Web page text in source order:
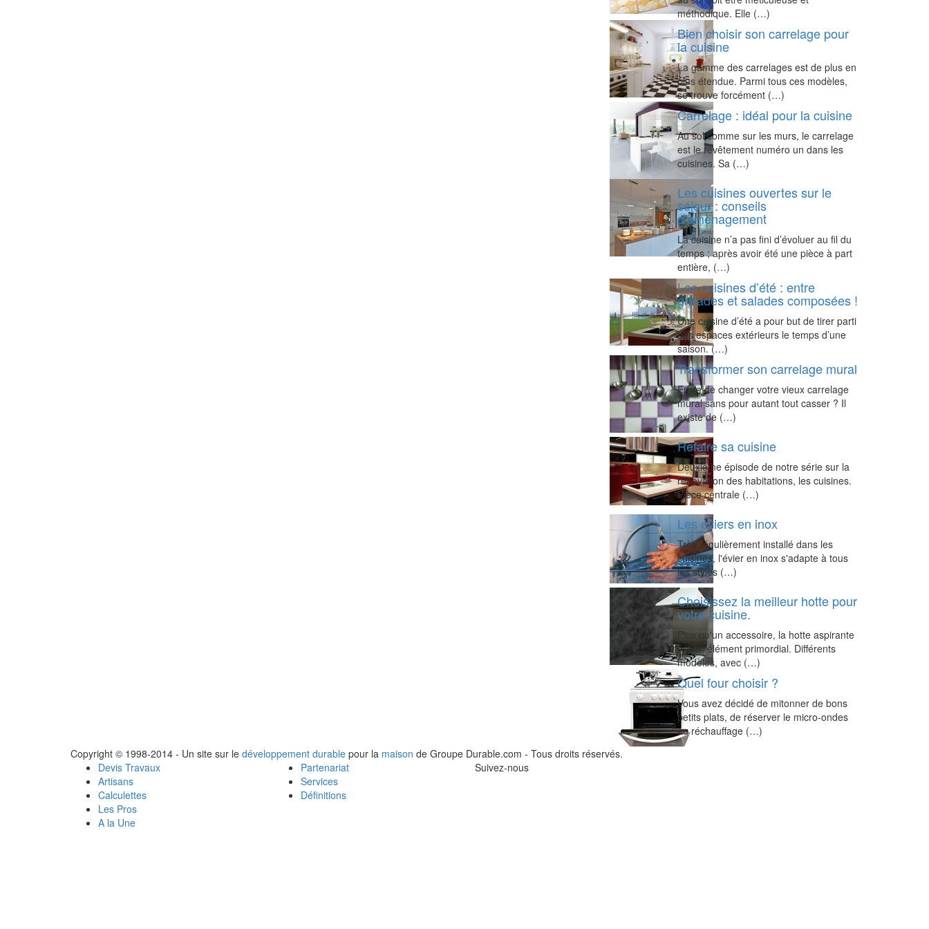
méthodique. Elle (…)
Bien choisir son carrelage pour
la cuisine
La gamme des carrelages est de plus en
plus étendue. Parmi tous ces modèles,
se trouve forcément (…)
Carrelage : idéal pour la cuisine
Au sol comme sur les murs, le carrelage
est le revêtement numéro un dans les
cuisines. Sa (…)
Les cuisines ouvertes sur le
séjour : conseils
d’aménagement
La cuisine n’a pas fini d’évoluer au fil du
temps ; après avoir été une pièce à part
entière, (…)
Les cuisines d’été : entre
grillades et salades composées !
Une cuisine d’été a pour but de tirer parti
des espaces extérieurs le temps d’une
saison. (…)
Transformer son carrelage mural
Envie de changer votre vieux carrelage
mural sans pour autant tout casser ? Il
existe de (…)
Refaire sa cuisine
Deuxième épisode de notre série sur la
rénovation des habitations, les cuisines.
Pièce centrale (…)
Les éviers en inox
Très régulièrement installé dans les
cuisines, l'évier en inox s'adapte à tous
les styles (…)
Choisissez la meilleur hotte pour
votre cuisine.
Plus qu'un accessoire, la hotte aspirante
est un élément primordial. Différents
modèles, avec (…)
Quel four choisir ?
Vous avez décidé de mitonner de bons
petits plats, de réserver le micro-ondes
au réchauffage (…)
Copyright © 1998-2014 - Un site sur le développement durable pour la maison de Groupe Durable.com - Tous droits réservés.
Devis Travaux
Artisans
Calculettes
Les Pros
A la Une
Partenariat
Services
Définitions
Suivez-nous